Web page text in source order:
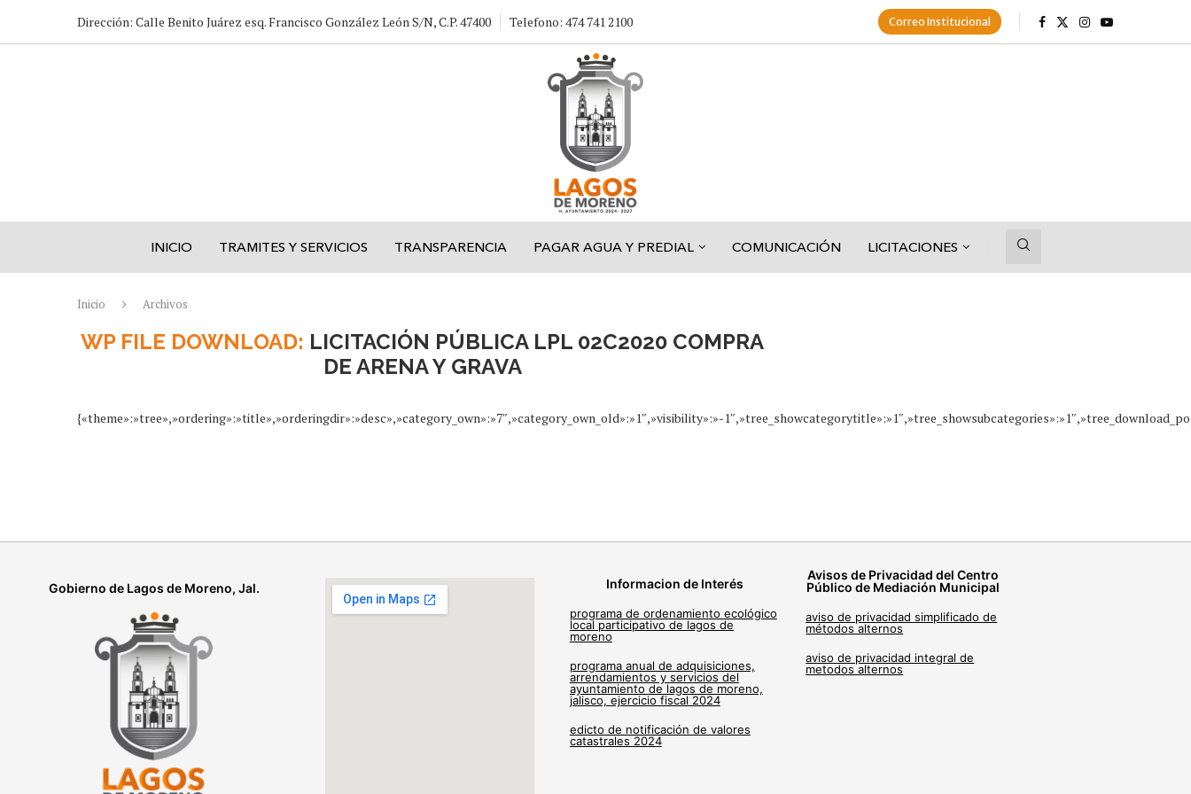
Dirección: Calle Benito Juárez esq. Francisco González León S/N, C.P. 47400 Telefono: 474 741 2100 Correo Institucional
INICIO TRAMITES Y SERVICIOS TRANSPARENCIA PAGAR AGUA Y PREDIAL COMUNICACIÓN LICITACIONES
Inicio Archivos
WP FILE DOWNLOAD: LICITACIÓN PÚBLICA LPL 02C2020 COMPRA
DE ARENA Y GRAVA
{«theme»:»tree»,»ordering»:»title»,»orderingdir»:»desc»,»category_own»:»7″,»category_own_old»:»1″,»visibility»:»-
Gobierno de Lagos de Moreno, Jal. Informacion de Interés
programa de ordenamiento ecológico
local participativo de lagos de
moreno
programa anual de adquisiciones,
arrendamientos y servicios del
ayuntamiento de lagos de moreno,
jalisco, ejercicio fiscal 2024
edicto de notificación de valores
catastrales 2024
Avisos de Privacidad del Centro
Público de Mediación Municipal
aviso de privacidad simplificado de
métodos alternos
aviso de privacidad integral de
metodos alternos